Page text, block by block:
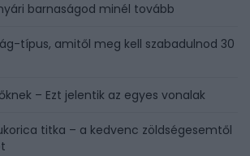
barnaságod minél tovább
típus, amitől meg kell szabadulnod 30
– Ezt jelentik az egyes vonalak
titka – a kedvenc zöldségesemtől